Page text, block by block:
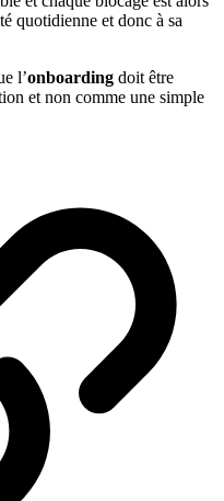
quotidienne et donc à sa
l’onboarding doit être
et non comme une simple